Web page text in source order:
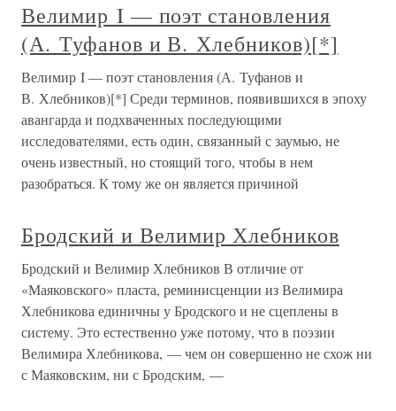
Велимир I — поэт становления
(А. Туфанов и В. Хлебников)[*]
Велимир I — поэт становления (А. Туфанов и
В. Хлебников)[*] Среди терминов, появившихся в эпоху
авангарда и подхваченных последующими
исследователями, есть один, связанный с заумью, не
очень известный, но стоящий того, чтобы в нем
разобраться. К тому же он является причиной
Бродский и Велимир Хлебников
Бродский и Велимир Хлебников В отличие от
«Маяковского» пласта, реминисценции из Велимира
Хлебникова единичны у Бродского и не сцеплены в
систему. Это естественно уже потому, что в поэзии
Велимира Хлебникова, — чем он совершенно не схож ни
с Маяковским, ни с Бродским, —